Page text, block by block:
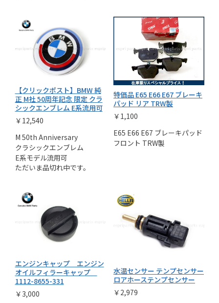
【クリックポスト】BMW 純
正 M社 50周年記念 限定 クラ
シックエンブレム E系流用可
￥12,540
M 50th Anniversary
クラシックエンブレム
E系モデル流用可
ただいま品切れ中です。
特価品 E65 E66 E67 ブレーキ
パッド リア TRW製
￥1,100
E65 E66 E67 ブレーキパッド
フロント TRW製
エンジンキャップ エンジン
オイルフィラーキャップ
1112-8655-331
￥3,000
水温センサー テンプセンサー
ロアホーステンプセンサー
￥2,979